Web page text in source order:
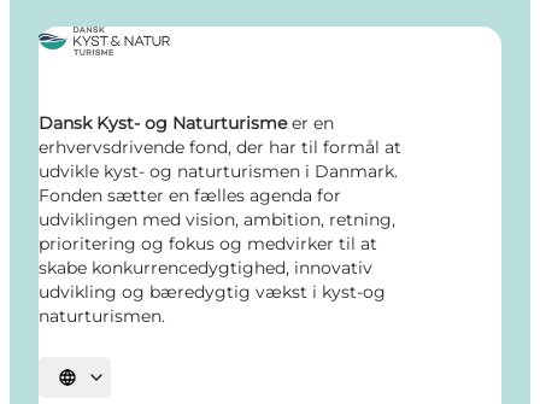
Dansk Kyst- og Naturturismeer en
erhvervsdrivende fond, der har til formål at
udvikle kyst- og naturturismen i Danmark.
Fonden sætter en fælles agenda for
udviklingen med vision, ambition, retning,
prioritering og fokus og medvirker til at
skabe konkurrencedygtighed, innovativ
udvikling og bæredygtig vækst i kyst-og
naturturismen.
Vælg sprog